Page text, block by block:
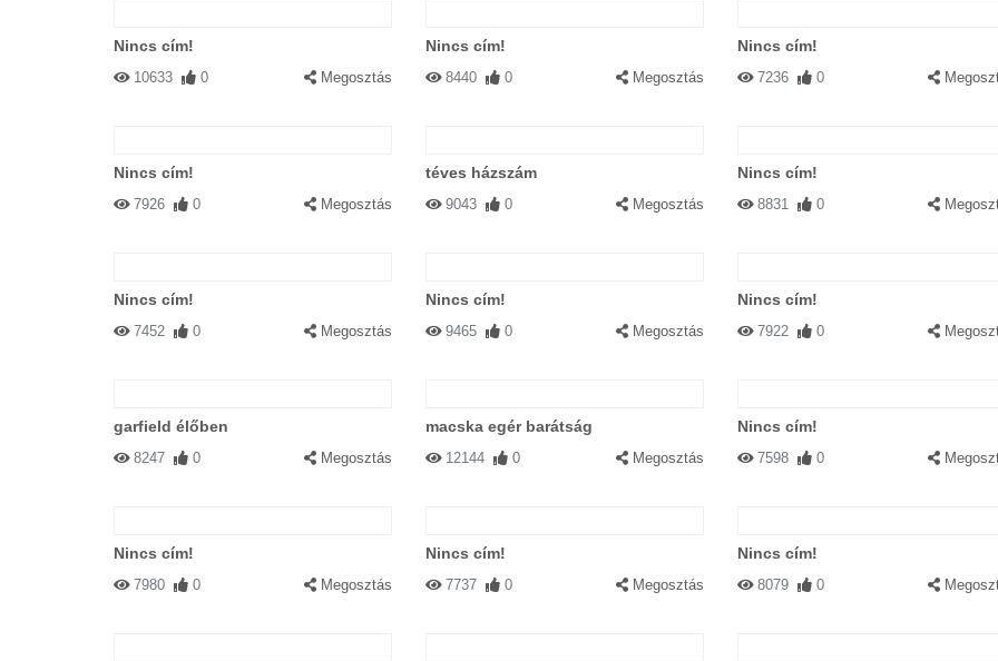
Nincs cím!
10633 0 Megosztás
Nincs cím!
8440 0 Megosztás
Nincs cím!
7236 0
Nincs cím!
7926 0 Megosztás
téves házszám
9043 0 Megosztás
Nincs cím!
8831 0
Nincs cím!
7452 0 Megosztás
Nincs cím!
9465 0 Megosztás
Nincs cím!
7922 0
garfield élőben
8247 0 Megosztás
macska egér barátság
12144 0 Megosztás
Nincs cím!
7598 0
Nincs cím!
7980 0 Megosztás
Nincs cím!
7737 0 Megosztás
Nincs cím!
8079 0